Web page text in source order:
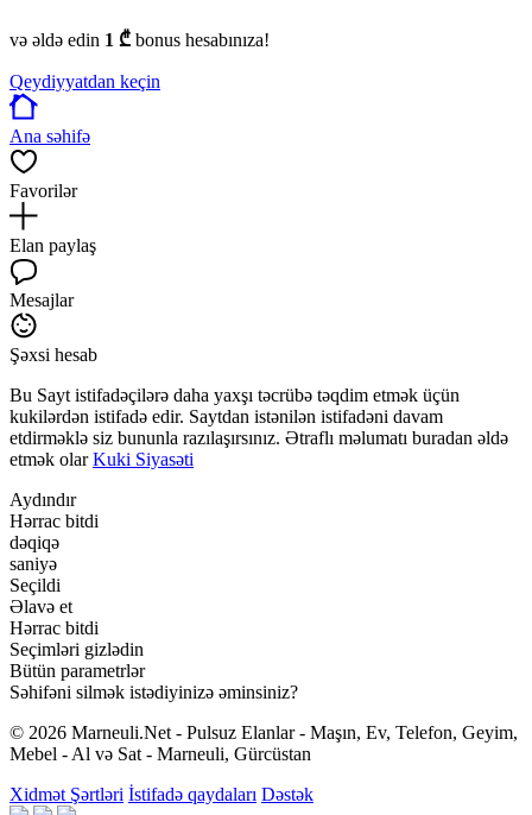
və əldə edin 1 ₾ bonus hesabınıza!
Qeydiyyatdan keçin
Ana səhifə
Favorilər
Elan paylaş
Mesajlar
Şəxsi hesab
Bu Sayt istifadəçilərə daha yaxşı təcrübə təqdim etmək üçün
kukilərdən istifadə edir. Saytdan istənilən istifadəni davam
etdirməklə siz bununla razılaşırsınız. Ətraflı məlumatı buradan əldə
etmək olarKuki Siyasəti
Aydındır
Hərrac bitdi
dəqiqə
saniyə
Seçildi
Əlavə et
Hərrac bitdi
Seçimləri gizlədin
Bütün parametrlər
Səhifəni silmək istədiyinizə əminsiniz?
© 2026 Marneuli.Net - Pulsuz Elanlar - Maşın, Ev, Telefon, Geyim,
Mebel - Al və Sat - Marneuli, Gürcüstan
Xidmət Şərtləri İstifadə qaydaları Dəstək